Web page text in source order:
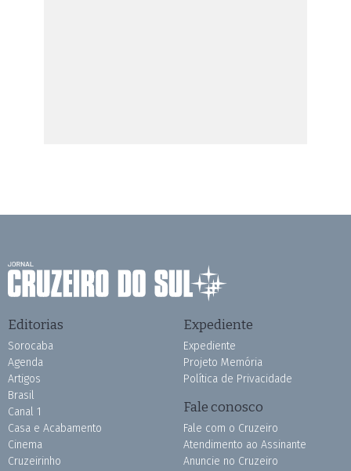
Editorias
Sorocaba
Agenda
Artigos
Brasil
Canal 1
Casa e Acabamento
Cinema
Cruzeirinho
Expediente
Expediente
Projeto Memória
Política de Privacidade
Fale conosco
Fale com o Cruzeiro
Atendimento ao Assinante
Anuncie no Cruzeiro